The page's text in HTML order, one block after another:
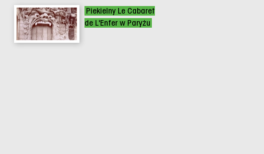
Piekielny Le Cabaret
de L'Enfer w Paryżu